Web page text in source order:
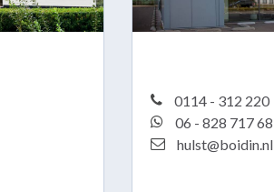
0114 - 312 220
06 - 828 717 68
hulst@boidin.nl